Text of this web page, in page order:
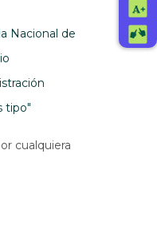
Nacional de
tipo"
cualquiera